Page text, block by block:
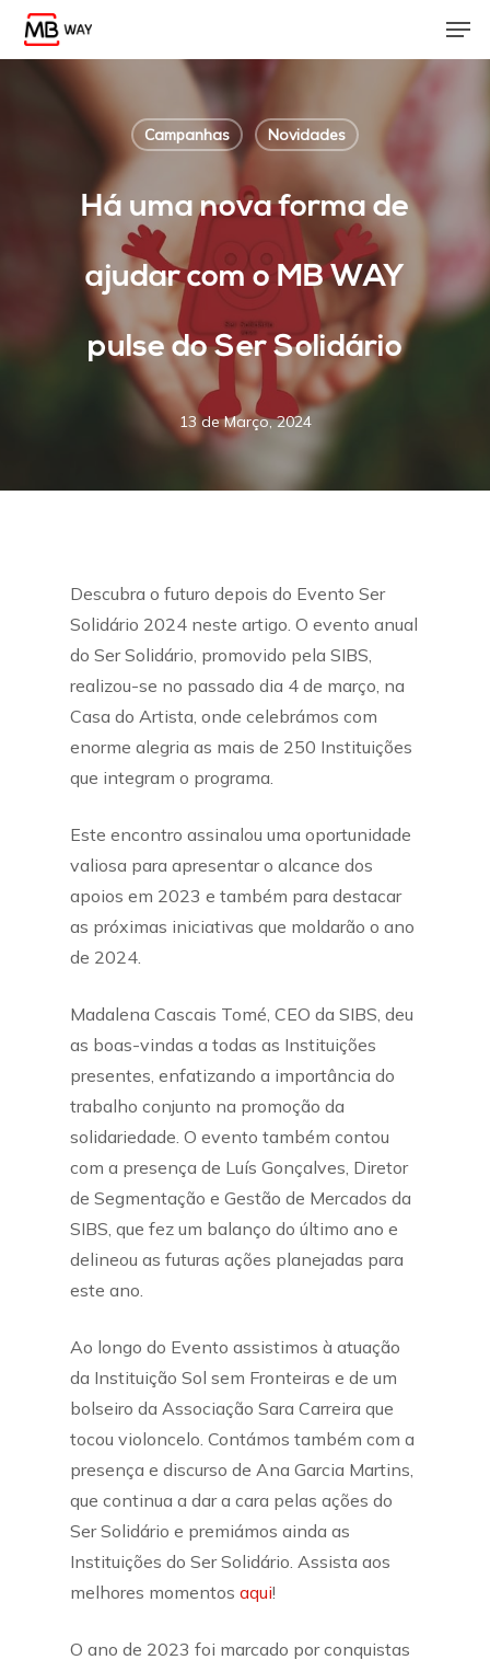
Skip
Campanhas Novidades
Há uma nova forma de
ajudar com o MB WAY
pulse do Ser Solidário
13 de Março, 2024
Descubra o futuro depois do Evento Ser
Solidário 2024 neste artigo. O evento anual
do Ser Solidário, promovido pela SIBS,
realizou-se no passado dia 4 de março, na
Casa do Artista, onde celebrámos com
enorme alegria as mais de 250 Instituições
que integram o programa.
Este encontro assinalou uma oportunidade
valiosa para apresentar o alcance dos
apoios em 2023 e também para destacar
as próximas iniciativas que moldarão o ano
de 2024.
Madalena Cascais Tomé, CEO da SIBS, deu
as boas-vindas a todas as Instituições
presentes, enfatizando a importância do
trabalho conjunto na promoção da
solidariedade. O evento também contou
com a presença de Luís Gonçalves, Diretor
de Segmentação e Gestão de Mercados da
SIBS, que fez um balanço do último ano e
delineou as futuras ações planejadas para
este ano.
Ao longo do Evento assistimos à atuação
da Instituição Sol sem Fronteiras e de um
bolseiro da Associação Sara Carreira que
tocou violoncelo. Contámos também com a
presença e discurso de Ana Garcia Martins,
que continua a dar a cara pelas ações do
Ser Solidário e premiámos ainda as
Instituições do Ser Solidário. Assista aos
melhores momentos aqui!
O ano de 2023 foi marcado por conquistas